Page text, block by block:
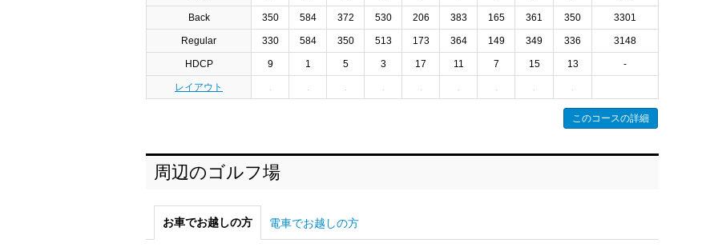
Back 350 584 372 530 206 383 165 361 350 3301
Regular 330 584 350 513 173 364 149 349 336 3148
HDCP 9 1 5 3 17 11 7 15 13 -
レイアウト
このコースの詳細
周辺のゴルフ場
お車でお越しの方 電車でお越しの方